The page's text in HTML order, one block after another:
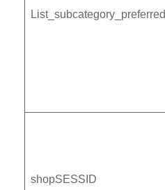
List_subcategory_preferred
shopSESSID